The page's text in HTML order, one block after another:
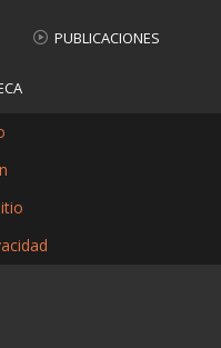
PUBLICACIONES